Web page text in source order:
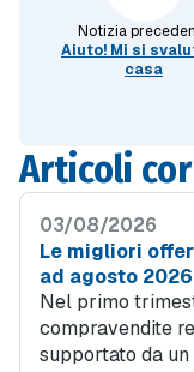
Notizia
Aiuto! Mi si
casa
Articoli
03/08/2026
Le migliori
ad agosto 2026
Nel primo
compravendite
supportato da